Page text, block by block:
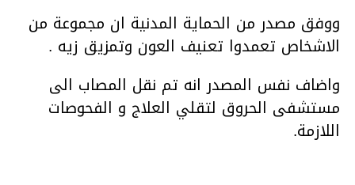
ووفق مصدر من الحماية المدنية ان مجموعة من
الاشخاص تعمدوا تعنيف العون وتمزيق زيه .
واضاف نفس المصدر انه تم نقل المصاب الى
مستشفى الحروق لتقلي العلاج و الفحوصات
اللازمة.